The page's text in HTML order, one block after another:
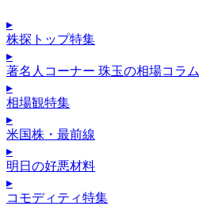
▸
株探トップ特集
▸
著名人コーナー 珠玉の相場コラム
▸
相場観特集
▸
米国株・最前線
▸
明日の好悪材料
▸
コモディティ特集